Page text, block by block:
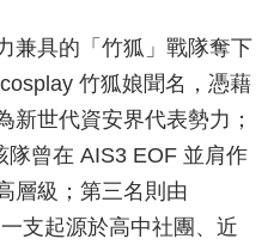
兼具的「竹狐」戰隊奪下
竹狐娘聞名，憑藉
新世代資安界代表勢力；
曾在 AIS3 EOF 並肩作
層級；第三名則由
支起源於高中社團、近